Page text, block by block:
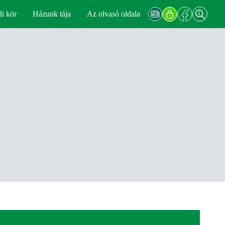
kör Házunk tája Az olvasó oldala